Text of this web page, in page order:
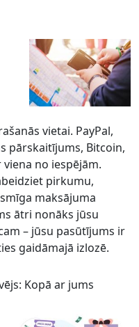
vietai. PayPal,
pārskaitījums, Bitcoin,
no iespējām.
pirkumu,
maksājuma
ātri nonāks jūsu
– jūsu pasūtījums ir
gaidāmajā izlozē.
Kopā ar jums